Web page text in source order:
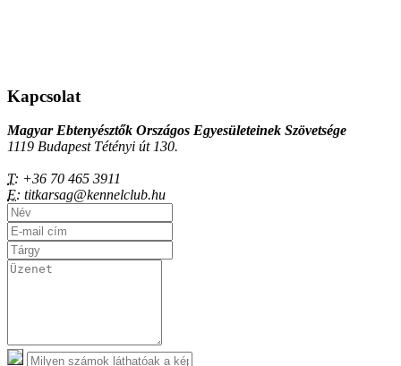
Kapcsolat
Magyar Ebtenyésztők Országos Egyesületeinek Szövetsége
1119 Budapest Tétényi út 130.
T: +36 70 465 3911
E: titkarsag@kennelclub.hu